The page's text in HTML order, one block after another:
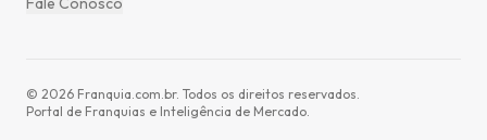
© 2026 Franquia.com.br. Todos os direitos reservados.
Portal de Franquias e Inteligência de Mercado.